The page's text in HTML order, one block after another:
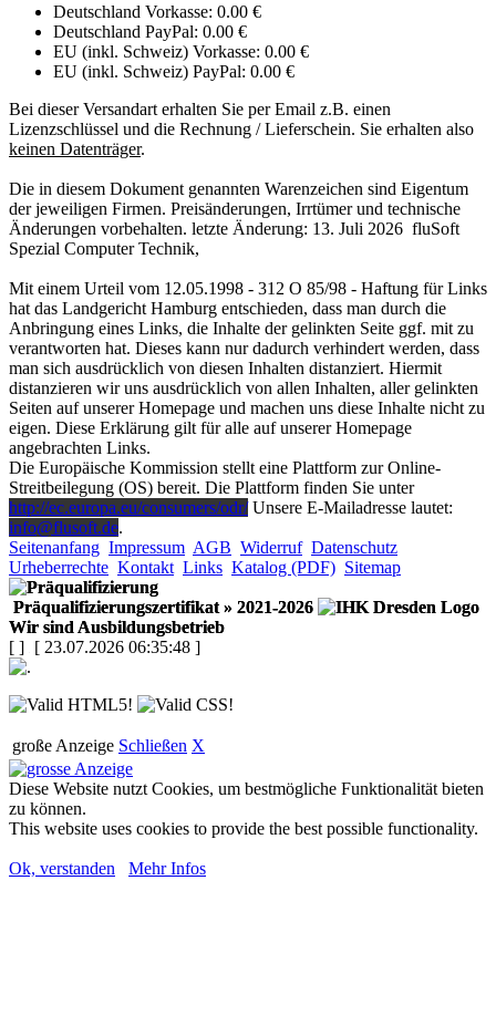
Deutschland Vorkasse: 0.00 €
Deutschland PayPal: 0.00 €
EU (inkl. Schweiz) Vorkasse: 0.00 €
EU (inkl. Schweiz) PayPal: 0.00 €
Bei dieser Versandart erhalten Sie per Email z.B. einen
Lizenzschlüssel und die Rechnung / Lieferschein. Sie erhalten also
keinen Datenträger.
Die in diesem Dokument genannten Warenzeichen sind Eigentum
der jeweiligen Firmen. Preisänderungen, Irrtümer und technische
Änderungen vorbehalten. letzte Änderung: 13. Juli 2026 fluSoft
Spezial Computer Technik,
Mit einem Urteil vom 12.05.1998 - 312 O 85/98 - Haftung für Links
hat das Landgericht Hamburg entschieden, dass man durch die
Anbringung eines Links, die Inhalte der gelinkten Seite ggf. mit zu
verantworten hat. Dieses kann nur dadurch verhindert werden, dass
man sich ausdrücklich von diesen Inhalten distanziert. Hiermit
distanzieren wir uns ausdrücklich von allen Inhalten, aller gelinkten
Seiten auf unserer Homepage und machen uns diese Inhalte nicht zu
eigen. Diese Erklärung gilt für alle auf unserer Homepage
angebrachten Links.
Die Europäische Kommission stellt eine Plattform zur Online-
Streitbeilegung (OS) bereit. Die Plattform finden Sie unter
http://ec.europa.eu/consumers/odr/Unsere E-Mailadresse lautet:
info@flusoft.de.
Seitenanfang Impressum AGB Widerruf Datenschutz
Urheberrechte Kontakt Links Katalog (PDF) Sitemap
Präqualifizierungszertifikat » 2021-2026
Wir sind Ausbildungsbetrieb
[ ] [ 23.07.2026 06:35:48 ]
große Anzeige Schließen X
Diese Website nutzt Cookies, um bestmögliche Funktionalität bieten
zu können.
This website uses cookies to provide the best possible functionality.
Ok, verstanden Mehr Infos